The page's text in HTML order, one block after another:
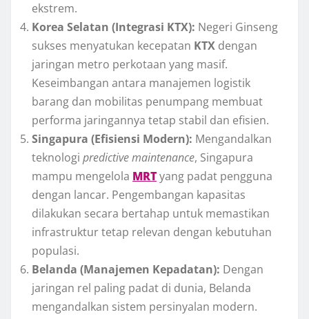
ekstrem.
Korea Selatan (Integrasi KTX): Negeri Ginseng
sukses menyatukan kecepatan KTX dengan
jaringan metro perkotaan yang masif.
Keseimbangan antara manajemen logistik
barang dan mobilitas penumpang membuat
performa jaringannya tetap stabil dan efisien.
Singapura (Efisiensi Modern): Mengandalkan
teknologi predictive maintenance, Singapura
mampu mengelola MRTyang padat pengguna
dengan lancar. Pengembangan kapasitas
dilakukan secara bertahap untuk memastikan
infrastruktur tetap relevan dengan kebutuhan
populasi.
Belanda (Manajemen Kepadatan): Dengan
jaringan rel paling padat di dunia, Belanda
mengandalkan sistem persinyalan modern.